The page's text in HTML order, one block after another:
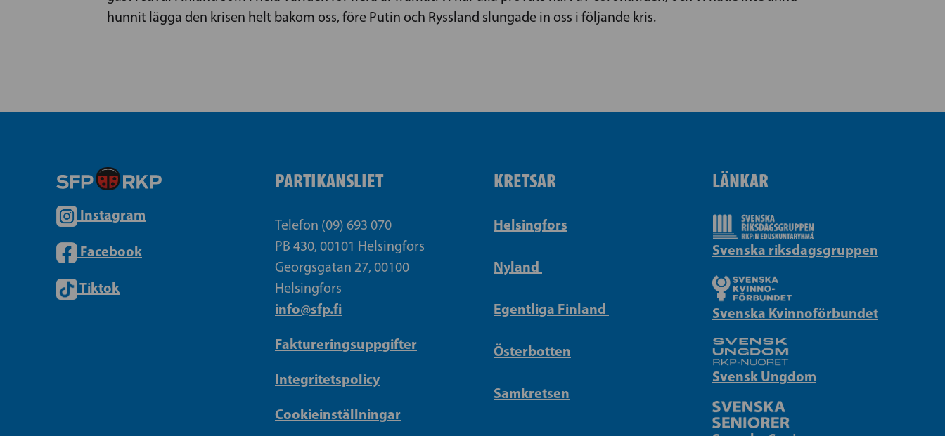
hunnit lägga den krisen helt bakom oss, före Putin och Ryssland slungade in oss i följande kris.
Instagram
Facebook
Tiktok
PARTIKANSLIET
Telefon (09) 693 070
PB 430, 00101 Helsingfors
Georgsgatan 27, 00100
Helsingfors
info@sfp.fi
Faktureringsuppgifter
Integritetspolicy
Cookieinställningar
KRETSAR
Helsingfors
Nyland
Egentliga Finland
Österbotten
Samkretsen
LÄNKAR
Svenska riksdagsgruppen
Svenska Kvinnoförbundet
Svensk Ungdom